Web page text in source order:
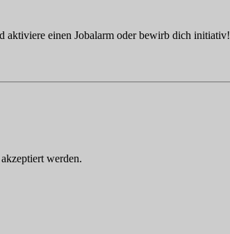
aktiviere einen Jobalarm oder bewirb dich initiativ!
werden.